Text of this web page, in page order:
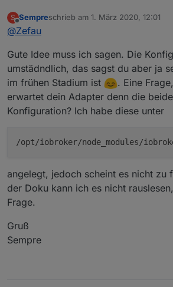
Beispiel: Status (3columns, davon
S
Offline
Sempreschrieb am 1. März 2020, 12:01
zuletzt editiert von
@Zefau
Gute Idee muss ich sagen. Die
umstädndlich, das sagst du aber ja
im frühen Stadium ist
. Eine
erwartet dein Adapter denn die
Konfiguration? Ich habe diese unter
/opt/iobroker/node_modules/
angelegt, jedoch scheint es nicht zu
der Doku kann ich es nicht
Frage.
Gruß
Sempre